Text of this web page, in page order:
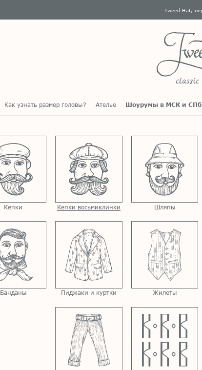
Tweed Hat,
Как узнать размер головы? Ателье Шоурумы в МСК и СПб
Кепки Кепки восьмиклинки Шляпы
Банданы Пиджаки и куртки Жилеты